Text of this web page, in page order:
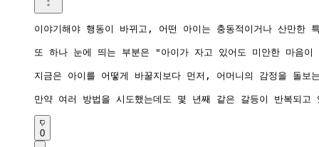
이야기해야 행동이 바뀌고, 어떤 아이는 충동적이거나 산만
또 하나 눈에 띄는 부분은 "아이가 자고 있어도 미안한 마음
지금은 아이를 어떻게 바꿀지보다 먼저, 어머니의 감정을 돌
만약 여러 방법을 시도했는데도 몇 년째 같은 갈등이 반복되
0